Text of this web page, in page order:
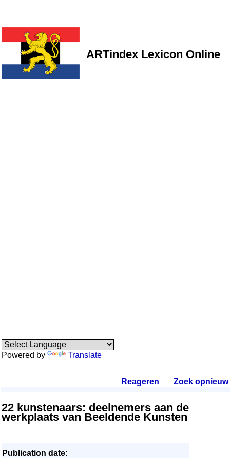
ARTindex Lexicon Online
Powered by Translate
Reageren Zoek opnieuw.
22 kunstenaars: deelnemers aan de
werkplaats van Beeldende Kunsten
Publication date: